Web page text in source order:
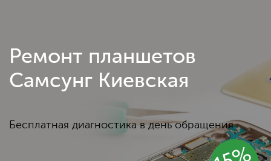
Ремонт планшетов
Самсунг Киевская
Бесплатная диагностика в день обращения